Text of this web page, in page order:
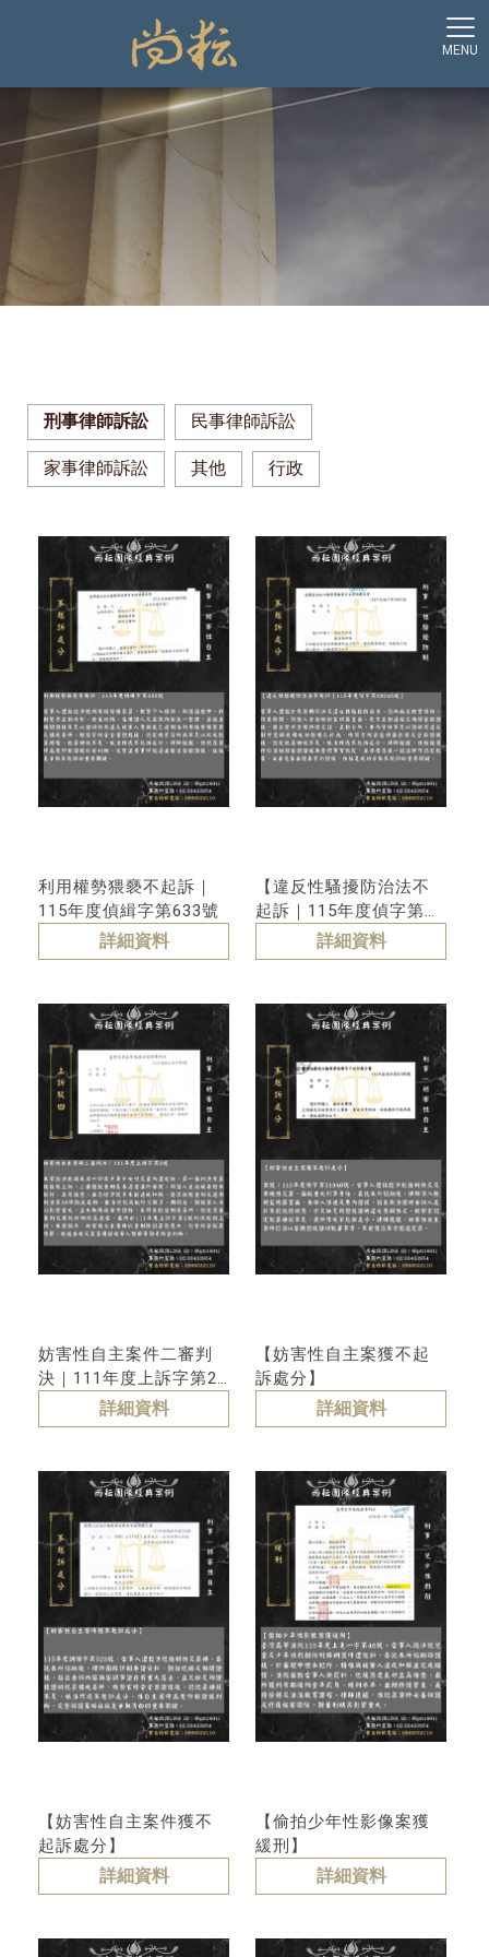
刑事律師訴訟-妨
害性自主、性騷
擾、兒少性剝削
刑事律師訴訟 民事律師訴訟
家事律師訴訟 其他 行政
利用權勢猥褻不起訴｜
115年度偵緝字第633號
詳細資料
【違反性騷擾防治法不
起訴｜115年度偵字第
29045號】詳細資料
妨害性自主案件二審判
決｜111年度上訴字第2
詳細資料
【妨害性自主案獲不起
訴處分】
詳細資料
【妨害性自主案件獲不
起訴處分】
詳細資料
【偷拍少年性影像案獲
緩刑】
詳細資料